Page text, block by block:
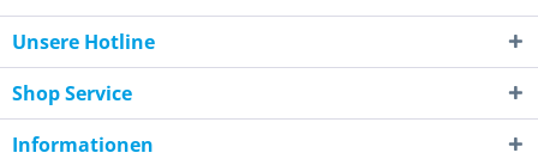
Unsere Hotline
Shop Service
Informationen